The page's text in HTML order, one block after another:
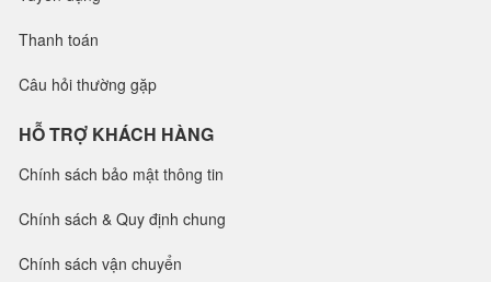
Thanh toán
Câu hỏi thường gặp
HỖ TRỢ KHÁCH HÀNG
Chính sách bảo mật thông tin
Chính sách & Quy định chung
Chính sách vận chuyển